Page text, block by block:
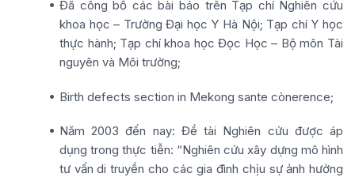
Đã công bố các bài báo trên Tạp chí Nghiên cứu
khoa học – Trường Đại học Y Hà Nội; Tạp chí Y học
thực hành; Tạp chí khoa học Đọc Học – Bộ môn Tài
nguyên và Môi trường;
Birth defects section in Mekong sante cònerence;
Năm 2003 đến nay: Đề tài Nghiên cứu được áp
dụng trong thực tiễn: “Nghiên cứu xây dựng mô hình
tư vấn di truyền cho các gia đình chịu sự ảnh hưởng